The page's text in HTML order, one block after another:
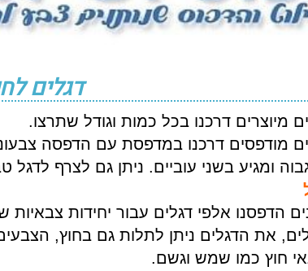
דגלים
מיוצרים דרכנו בכל כמות וגודל שתרצו.
מודפסים דרכנו במדפסת עם הדפסה
ומגיע בשני עוביים. ניתן גם לצרף לדגל
הדפסנו אלפי דגלים עבור יחידות צבאיות
את הדגלים ניתן לתלות גם בחוץ,
חוץ כמו שמש וגשם.